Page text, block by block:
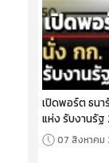
เปิดพอร์ต ธน
แห่ง รับงานรัฐ
07 สิงหาคม